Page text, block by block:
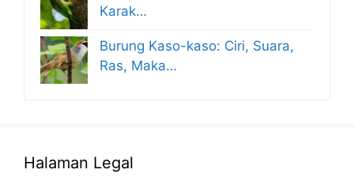
Karak…
Burung Kaso-kaso: Ciri, Suara,
Ras, Maka…
Halaman Legal